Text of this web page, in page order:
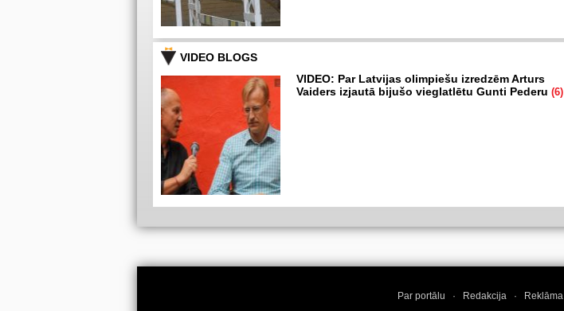
VIDEO BLOGS
VIDEO: Par Latvijas olimpiešu izredzēm Arturs
Vaiders izjautā bijušo vieglatlētu Gunti Pederu (6)
Par portālu · Redakcija · Reklāma